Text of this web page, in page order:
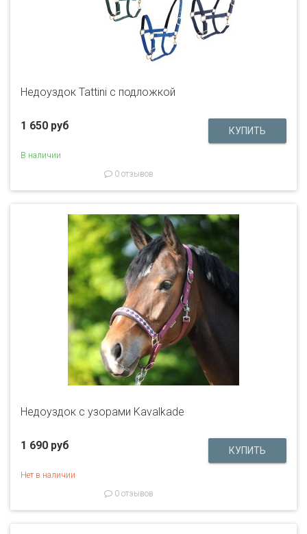
Недоуздок Tattini с подложкой
1 650 руб
В наличии
0 отзывов
Недоуздок с узорами Kavalkade
1 690 руб
Нет в наличии
0 отзывов